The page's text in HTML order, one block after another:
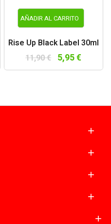
AÑADIR AL CARRITO
Rise Up Black Label 30ml
11,90 € 5,95 €